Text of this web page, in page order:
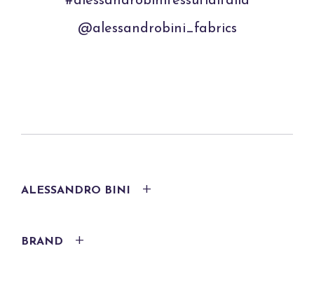
@alessandrobini_fabrics
ALESSANDRO BINI
BRAND